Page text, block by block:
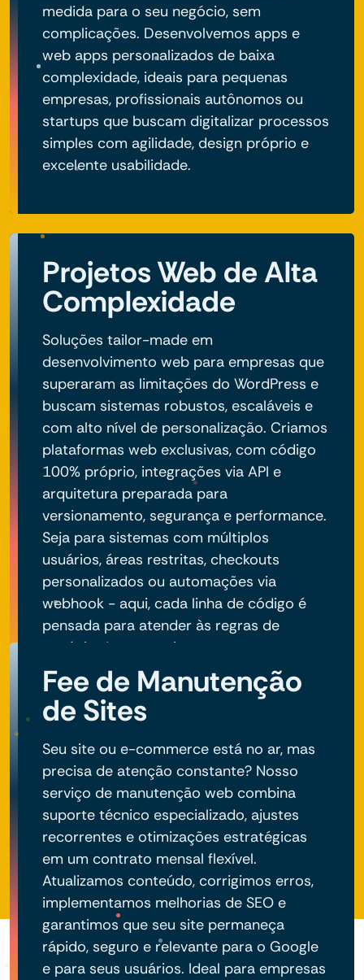
medida para o seu negócio, sem
complicações. Desenvolvemos apps e
web apps personalizados de baixa
complexidade, ideais para pequenas
empresas, profissionais autônomos ou
startups que buscam digitalizar processos
simples com agilidade, design próprio e
excelente usabilidade.
Projetos Web de Alta
Complexidade
Soluções tailor-made em
desenvolvimento web para empresas que
superaram as limitações do WordPress e
buscam sistemas robustos, escaláveis e
com alto nível de personalização. Criamos
plataformas web exclusivas, com código
100% próprio, integrações via API e
arquitetura preparada para
versionamento, segurança e performance.
Seja para sistemas com múltiplos
usuários, áreas restritas, checkouts
personalizados ou automações via
webhook - aqui, cada linha de código é
pensada para atender às regras de
negócio do seu projeto.
Fee de Manutenção
de Sites
Seu site ou e-commerce está no ar, mas
precisa de atenção constante? Nosso
serviço de manutenção web combina
suporte técnico especializado, ajustes
recorrentes e otimizações estratégicas
em um contrato mensal flexível.
Atualizamos conteúdo, corrigimos erros,
implementamos melhorias de SEO e
garantimos que seu site permaneça
rápido, seguro e relevante para o Google
e para seus usuários. Ideal para empresas